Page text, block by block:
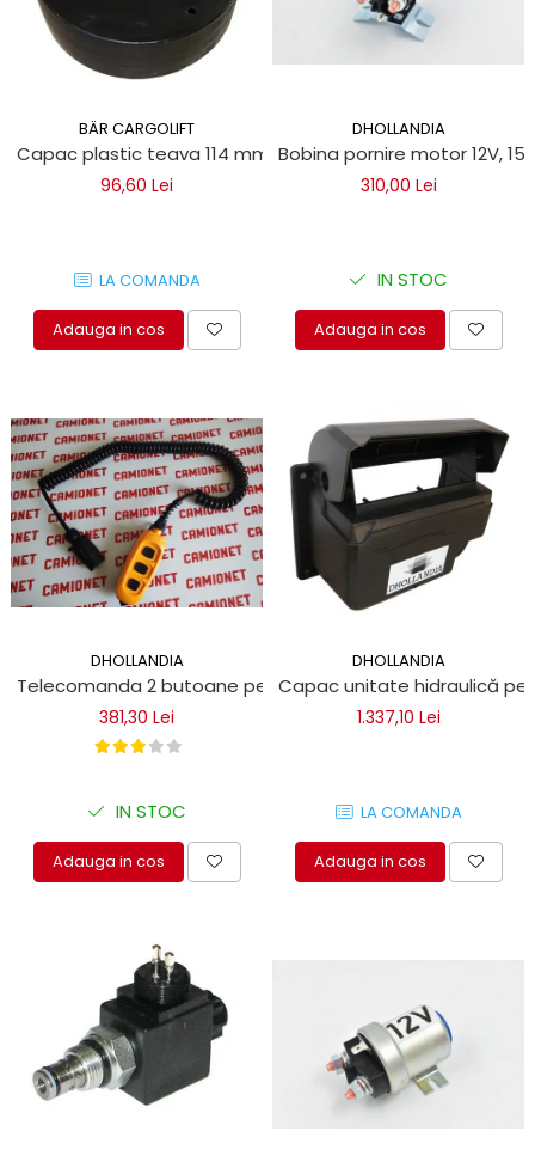
BÄR CARGOLIFT
Capac plastic teava 114 mm pentru obloane Bar Cargolift
96,60 Lei
LA COMANDA
Adauga in cos
DHOLLANDIA
Bobina pornire motor 12V,
310,00 Lei
IN STOC
Adauga in cos
DHOLLANDIA
Telecomanda 2 butoane pentru lifturi hidraulice
381,30 Lei
IN STOC
Adauga in cos
DHOLLANDIA
Capac unitate hidraulică
1.337,10 Lei
LA COMANDA
Adauga in cos